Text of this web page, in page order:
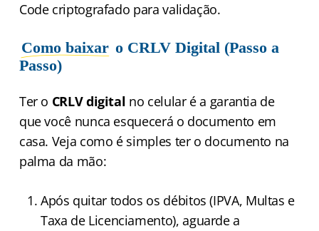
Code criptografado para validação.
Como baixar o CRLV Digital (Passo a
Passo)
Ter o CRLV digital no celular é a garantia de
que você nunca esquecerá o documento em
casa. Veja como é simples ter o documento na
palma da mão:
Após quitar todos os débitos (IPVA, Multas e
Taxa de Licenciamento), aguarde a